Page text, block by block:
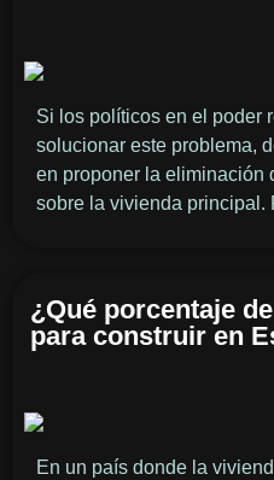
Si los políticos en el poder
solucionar este problema,
en proponer la eliminación
sobre la vivienda principal.
¿Qué porcentaje
para construir en
En un país donde la